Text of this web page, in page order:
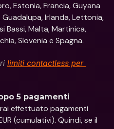
Estonia, Francia, Guyana
Irlanda, Lettonia,
Bassi, Malta, Martinica,
Slovenia e Spagna.
limiti contactless per
5 pagamenti
effettuato pagamenti
(cumulativi). Quindi, se il